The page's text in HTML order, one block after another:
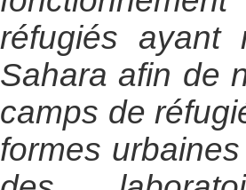
réfugiés ayant
Sahara afin de
camps de
formes